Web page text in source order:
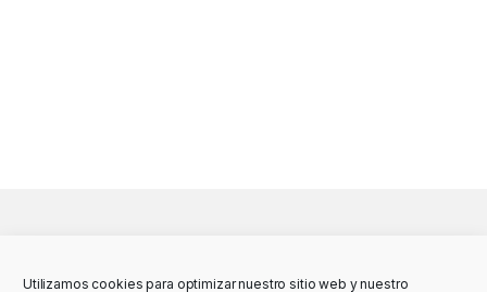
Utilizamos cookies para optimizar nuestro sitio web y nuestro